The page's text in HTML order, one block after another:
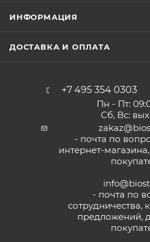
ИНФОРМАЦИЯ
ДОСТАВКА И ОПЛАТА
+7 495 354 0303
Пн - Пт:
Сб, Вс:
- почта по
интернет-
- почта по
сотрудничества,
предложений,